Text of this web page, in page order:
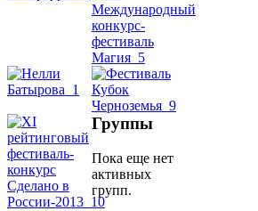
Dance
Группы
Пока еще нет
активных
групп.